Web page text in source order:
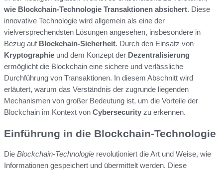
wie Blockchain-Technologie Transaktionen absichert. Diese
innovative Technologie wird allgemein als eine der
vielversprechendsten Lösungen angesehen, insbesondere in
Bezug auf Blockchain-Sicherheit. Durch den Einsatz von
Kryptographie und dem Konzept der Dezentralisierung
ermöglicht die Blockchain eine sichere und verlässliche
Durchführung von Transaktionen. In diesem Abschnitt wird
erläutert, warum das Verständnis der zugrunde liegenden
Mechanismen von großer Bedeutung ist, um die Vorteile der
Blockchain im Kontext von Cybersecurity zu erkennen.
Einführung in die Blockchain-Technologie
Die Blockchain-Technologie revolutioniert die Art und Weise, wie
Informationen gespeichert und übermittelt werden. Diese